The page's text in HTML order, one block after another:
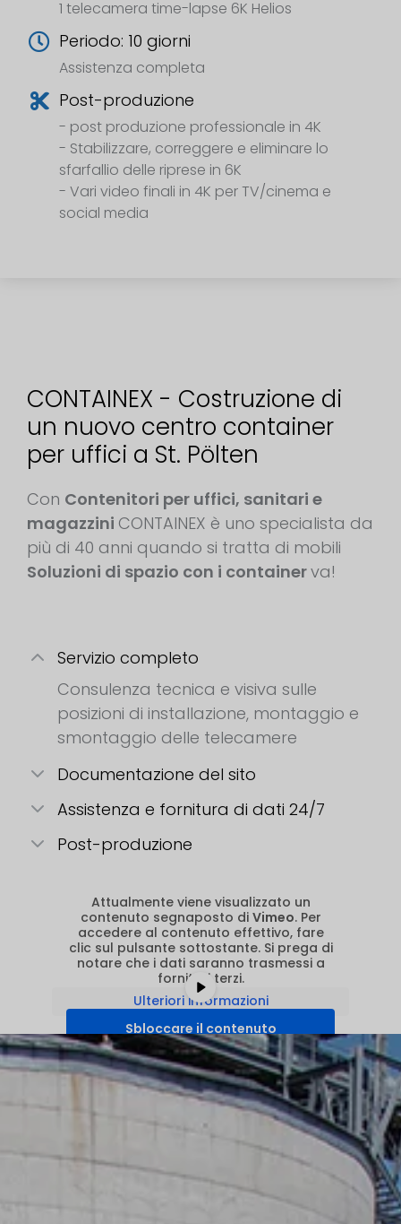
1 telecamera time-lapse 6K Helios
Periodo: 10 giorni
Assistenza completa
Post-produzione
- post produzione professionale in 4K
- Stabilizzare, correggere e eliminare lo
sfarfallio delle riprese in 6K
- Vari video finali in 4K per TV/cinema e
social media
CONTAINEX - Costruzione di
un nuovo centro container
per uffici a St. Pölten
Con Contenitori per uffici, sanitari e
magazzini CONTAINEX è uno specialista da
più di 40 anni quando si tratta di mobili
Soluzioni di spazio con i containerva!
Servizio completo
Consulenza tecnica e visiva sulle
posizioni di installazione, montaggio e
smontaggio delle telecamere
Documentazione del sito
Assistenza e fornitura di dati 24/7
Post-produzione
Attualmente viene visualizzato un
contenuto segnaposto di Vimeo. Per
accedere al contenuto effettivo, fare
clic sul pulsante sottostante. Si prega di
notare che i dati saranno trasmessi a
fornitori terzi.
Ulteriori informazioni
Sbloccare il contenuto
Accettare il servizio richiesto e
sbloccare i contenuti